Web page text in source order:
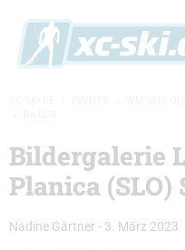
Bildergalerie
Planica
Nadine Gärtner - 3. März 2023